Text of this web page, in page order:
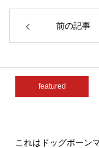
前の記事
featured
これはドッグボーン